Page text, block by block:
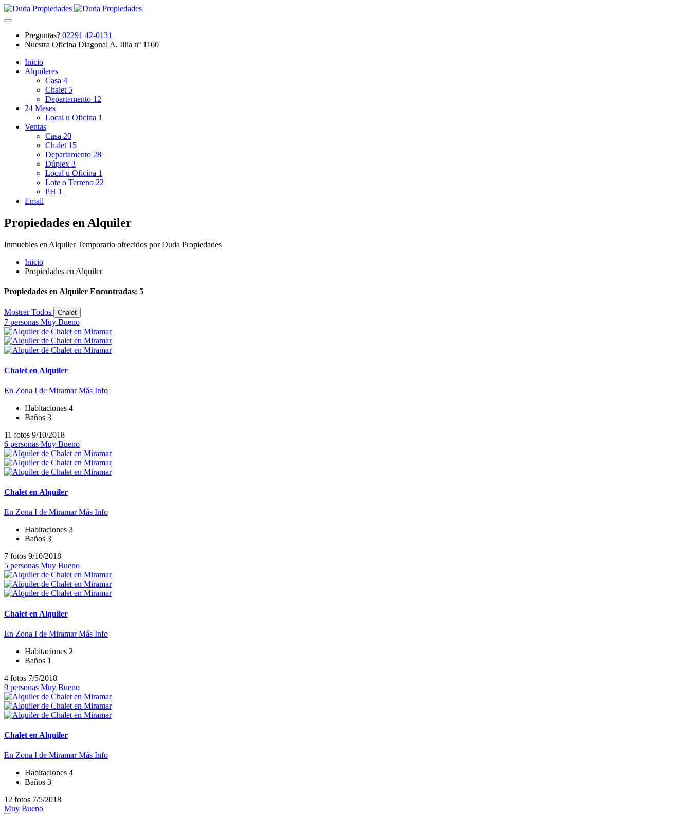
Preguntas? 02291 42-0131
Nuestra Oficina Diagonal A. Illia nº 1160
Inicio
Alquileres
Casa 4
Chalet 5
Departamento 12
24 Meses
Local u Oficina 1
Ventas
Casa 20
Chalet 15
Departamento 28
Dúplex 3
Local u Oficina 1
Lote o Terreno 22
PH 1
Email
Propiedades en Alquiler
Inmuebles en Alquiler Temporario ofrecidos por Duda Propiedades
Inicio
Propiedades en Alquiler
Propiedades en Alquiler Encontradas: 5
Mostrar Todos Chalet
7 personas Muy Bueno
Chalet en Alquiler
En Zona I de MiramarMás Info
Habitaciones 4
Baños 3
11 fotos 9/10/2018
6 personas Muy Bueno
Chalet en Alquiler
En Zona I de MiramarMás Info
Habitaciones 3
Baños 3
7 fotos 9/10/2018
5 personas Muy Bueno
Chalet en Alquiler
En Zona I de MiramarMás Info
Habitaciones 2
Baños 1
4 fotos 7/5/2018
9 personas Muy Bueno
Chalet en Alquiler
En Zona I de MiramarMás Info
Habitaciones 4
Baños 3
12 fotos 7/5/2018
Muy Bueno